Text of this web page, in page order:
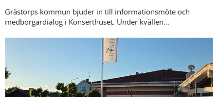
Grästorps kommun bjuder in till informationsmöte och
medborgardialog i Konserthuset. Under kvällen...